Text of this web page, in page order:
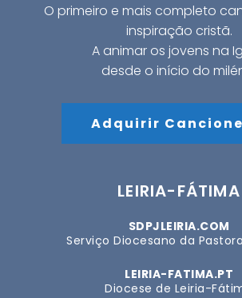
O primeiro e mais completo
inspiração cristã.
A animar os jovens na
desde o início do
Adquirir
LEIRIA-FÁTIMA
SDPJLEIRIA.COM
Serviço Diocesano da
LEIRIA-FATIMA.PT
Diocese de Leiria-